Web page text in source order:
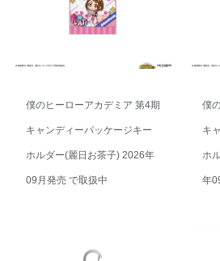
僕のヒーローアカデミア 第4期
キャンディーパッケージキー
ホルダー(麗日お茶子) 2026年
09月発売 で取扱中
僕
キ
ホ
年